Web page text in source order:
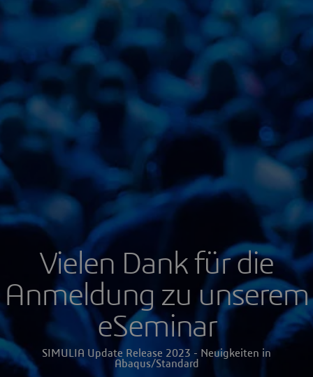
Vielen Dank für die
Anmeldung zu unserem
eSeminar
SIMULIA Update Release 2023 - Neuigkeiten in
Abaqus/Standard